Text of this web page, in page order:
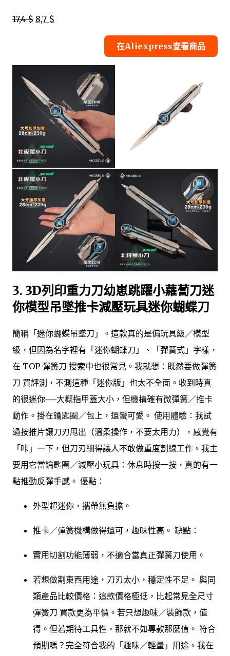
17,4 $ 8,7 $
在Aliexpress查看商品
3. 3D列印重力刀幼崽跳躍小蘿蔔刀迷
你模型吊墜推卡減壓玩具迷你蝴蝶刀
簡稱「迷你蝴蝶吊墜刀」。這款真的是偏玩具級／模型
級，但因為名字裡有「迷你蝴蝶刀」、「彈簧式」字樣，
在 TOP 彈簧刀 搜索中也很常見。我就想：既然要做彈簧
刀 買評測，不測這種「迷你版」也太不全面。收到時真
的很迷你──大概指甲蓋大小，但機構確有微彈簧／推卡
動作。掛在鑰匙圈／包上，還蠻可愛。 使用體驗：我試
過按推片讓刀刃甩出（溫柔操作，不要太用力），感覺有
「咔」一下，但刀刃細得讓人不敢做重度割線工作。我主
要用它當鑰匙圈／減壓小玩具：休息時按一按，真的有一
點推動反彈手感。 優點：
外型超迷你，攜帶無負擔。
推卡／彈簧機構做得還可，趣味性高。 缺點：
實用切割功能薄弱，不適合當真正彈簧刀使用。
若想做割東西用途，刀刃太小，穩定性不足。 與同
類產品比較價格：這款價格極低，比起常見全尺寸
彈簧刀 買款更為平價。若只想趣味／裝飾款，值
得。但若期待工具性，那就不如專款那麼值。 符合
預期嗎？完全符合我的「趣味／輕量」用途。我在